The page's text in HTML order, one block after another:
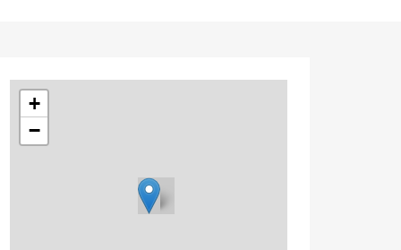
+
−